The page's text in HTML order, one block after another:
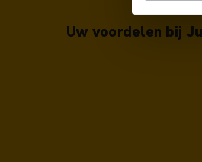
Uw voordelen bij